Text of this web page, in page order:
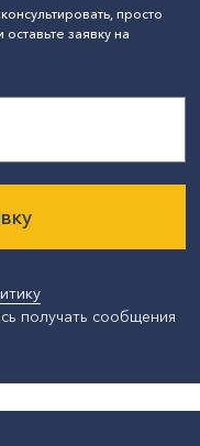
просто
оставьте заявку на
получать сообщения